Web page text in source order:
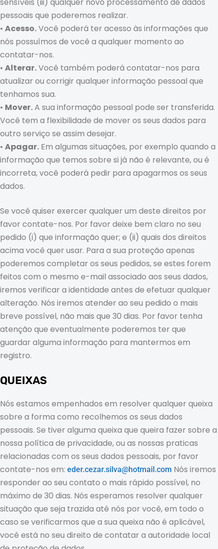
pessoais que poderemos realizar.
• Acesso.Você poderá ter acesso às informações que
nós possuímos de você a qualquer momento ao
contatar-nos.
• Alterar.Você também poderá contatar-nos para
atualizar ou corrigir qualquer informação pessoal que
tenhamos sua.
• Mover.A sua informação pessoal pode ser transferida.
Você tem a flexibilidade de mover os seus dados para
outro serviço se assim desejar.
• Apagar. Em algumas situações, por exemplo quando a
informação que temos sobre si já não é relevante, ou é
incorreta, você poderá pedir para apagarmos os seus
dados.
Se você quiser exercer qualquer um deste direitos por
favor contate-nos. Por favor deixe bem claro no seu
pedido (i) que informação quer; e (ii) quais dos direitos
acima você quer usar. Para a sua proteção apenas
poderemos completar os seus pedidos, se estes forem
feitos com o mesmo e-mail associado aos seus dados,
iremos verificar a identidade antes de efetuar qualquer
alteração. Nós iremos atender ao seu pedido o mais
breve possível, não mais que 30 dias. Por favor tenha
atenção que eventualmente poderemos ter que
guardar alguma informação para mantermos em
registro.
QUEIXAS
Nós estamos empenhados em resolver qualquer queixa
sobre a forma como recolhemos os seus dados
pessoais. Se tiver alguma queixa que queira fazer sobre a
nossa política de privacidade, ou as nossas praticas
relacionadas com os seus dados pessoais, por favor
contate-nos em: eder.cezar.silva@hotmail.com Nós iremos
responder ao seu contato o mais rápido possível, no
máximo de 30 dias. Nós esperamos resolver qualquer
situação que seja trazida até nós por você, em todo o
caso se verificarmos que a sua queixa não é aplicável,
você está no seu direito de contatar a autoridade local